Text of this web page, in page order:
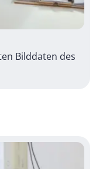
Bilddaten des